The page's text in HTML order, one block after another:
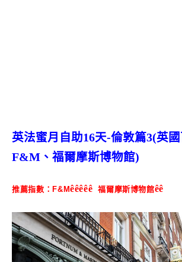
英法蜜月自助16天-倫敦篇3(英
F&M、福爾摩斯博物館)
推薦指數：F&Mêêêêê 福爾摩斯博物館êê